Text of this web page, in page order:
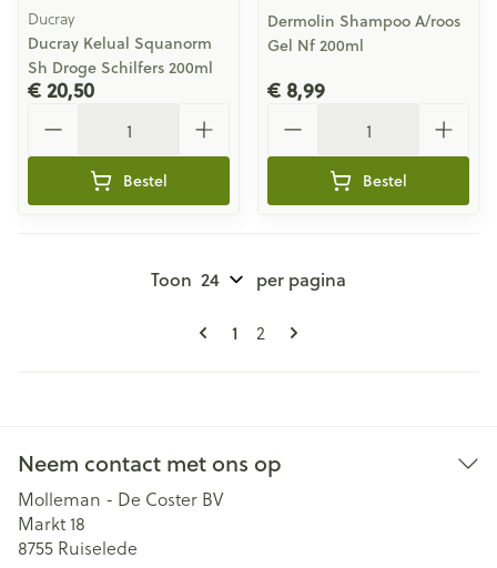
Ducray
Ducray Kelual Squanorm
Sh Droge Schilfers 200ml
€ 20,50
Bestel
Dermolin Shampoo A/roos
Gel Nf 200ml
€ 8,99
Bestel
Pagina's
U lees momenteel pagina
1 Pagina
2
Toon per pagina
Neem contact met ons op
Molleman - De Coster BV
Markt 18
8755 Ruiselede